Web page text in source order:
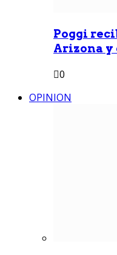
Poggi
Arizona y
0
OPINION